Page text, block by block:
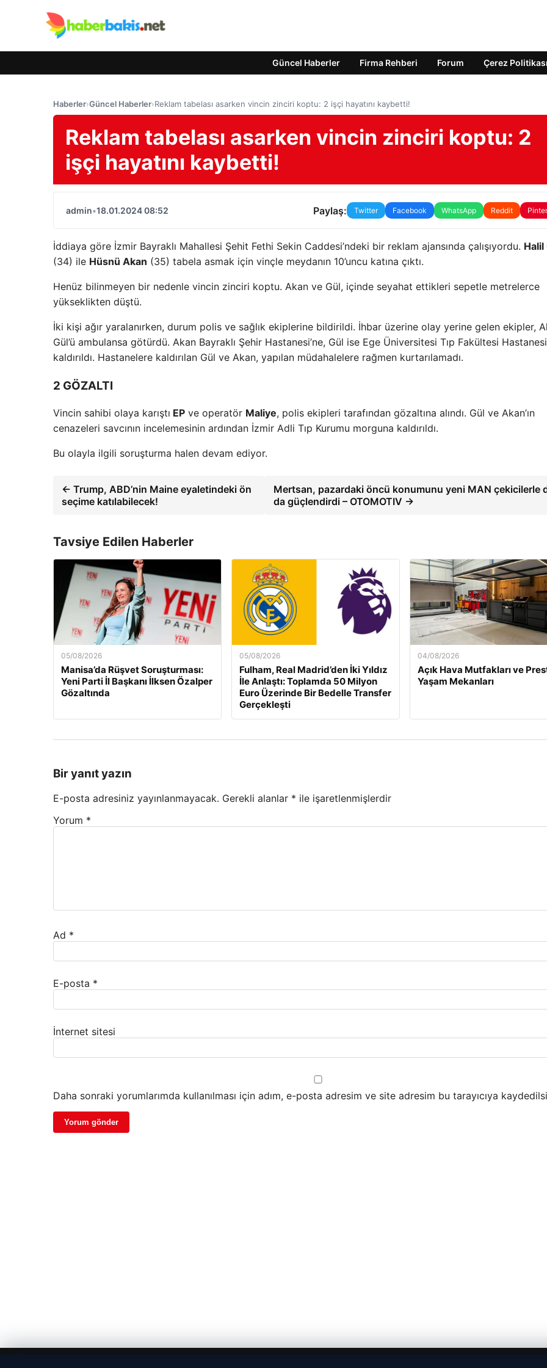
Güncel Haberler Firma Rehberi Forum Çerez Politikası
Haberler›Güncel Haberler›Reklam tabelası asarken vincin zinciri koptu: 2 işçi hayatını kaybetti!
Reklam tabelası asarken vincin zinciri koptu: 2
işçi hayatını kaybetti!
admin•18.01.2024 08:52 Paylaş: Twitter Facebook WhatsApp Reddit
İddiaya göre İzmir Bayraklı Mahallesi Şehit Fethi Sekin Caddesi’ndeki bir reklam ajansında çalışıyordu. Halil
(34) ile Hüsnü Akan (35) tabela asmak için vinçle meydanın 10’uncu katına çıktı.
Henüz bilinmeyen bir nedenle vincin zinciri koptu. Akan ve Gül, içinde seyahat ettikleri sepetle metrelerce
yükseklikten düştü.
İki kişi ağır yaralanırken, durum polis ve sağlık ekiplerine bildirildi. İhbar üzerine olay yerine gelen ekipler,
Gül’ü ambulansa götürdü. Akan Bayraklı Şehir Hastanesi’ne, Gül ise Ege Üniversitesi Tıp Fakültesi
kaldırıldı. Hastanelere kaldırılan Gül ve Akan, yapılan müdahalelere rağmen kurtarılamadı.
2 GÖZALTI
Vincin sahibi olaya karıştı EP ve operatör Maliye, polis ekipleri tarafından gözaltına alındı. Gül ve Akan’ın
cenazeleri savcının incelemesinin ardından İzmir Adli Tıp Kurumu morguna kaldırıldı.
Bu olayla ilgili soruşturma halen devam ediyor.
← Trump, ABD’nin Maine eyaletindeki ön
seçime katılabilecek!
Mertsan, pazardaki öncü konumunu yeni MAN çekicilerle
da güçlendirdi – OTOMOTIV →
Tavsiye Edilen Haberler
05/08/2026
Manisa’da Rüşvet Soruşturması:
Yeni Parti İl Başkanı İlksen Özalper
Gözaltında
05/08/2026
Fulham, Real Madrid’den İki Yıldız
İle Anlaştı: Toplamda 50 Milyon
Euro Üzerinde Bir Bedelle Transfer
Gerçekleşti
04/08/2026
Açık Hava Mutfakları ve
Yaşam Mekanları
Bir yanıt yazın
E-posta adresiniz yayınlanmayacak. Gerekli alanlar * ile işaretlenmişlerdir
Yorum *
Ad *
E-posta *
İnternet sitesi
Daha sonraki yorumlarımda kullanılması için adım, e-posta adresim ve site adresim bu tarayıcıya